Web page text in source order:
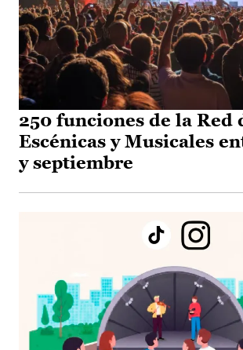
250 funciones de la Red
Escénicas y Musicales
y septiembre